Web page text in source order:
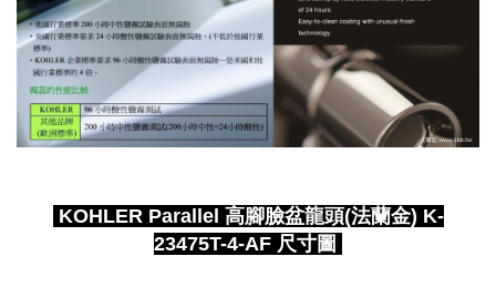
KOHLER Parallel 高腳臉盆龍頭(法蘭金) K-
23475T-4-AF 尺寸圖